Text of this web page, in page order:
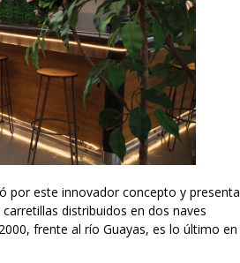
por este innovador concepto y presenta
distribuidos en dos naves
frente al río Guayas, es lo último en